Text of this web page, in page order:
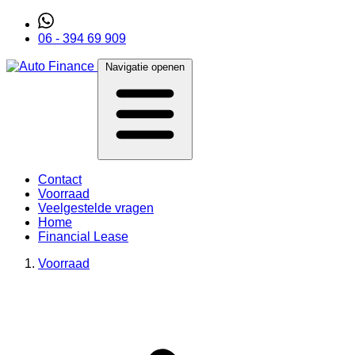
06 - 394 69 909
Navigatie openen
Contact
Voorraad
Veelgestelde vragen
Home
Financial Lease
Voorraad